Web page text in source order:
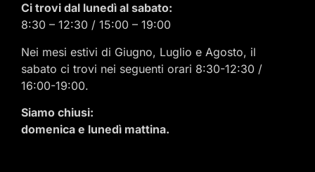
Ci trovi dal lunedì al sabato:
8:30 – 12:30 / 15:00 – 19:00
Nei mesi estivi di Giugno, Luglio e Agosto, il
sabato ci trovi nei seguenti orari 8:30-12:30 /
16:00-19:00.
Siamo chiusi:
domenica e lunedì mattina.